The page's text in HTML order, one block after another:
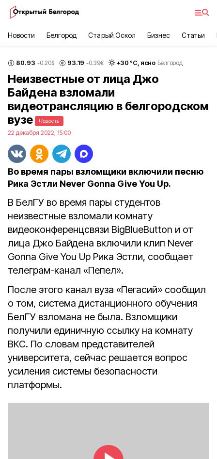
Новости Белгород Старый Оскол Бизнес Статьи
80.93 -0.20$ 93.19 -0.39€ +30 °С, ясно Белгород
Неизвестные от лица Джо
Байдена взломали
видеотрансляцию в белгородском
вузе
Новость
22 декабря 2022, 15:00
Во время пары взломщики включили песню
Рика Эстли Never Gonna Give You Up.
В БелГУ во время пары студентов
неизвестные взломали комнату
видеоконференцсвязи BigBlueButton и от
лица Джо Байдена включили клип Never
Gonna Give You Up Рика Эстли, сообщает
телеграм-канал «Пепел».
После этого канал вуза «Пегасий» сообщил
о том, система дистанционного обучения
БелГУ взломана не была. Взломщики
получили единичную ссылку на комнату
ВКС. По словам представителей
университета, сейчас решается вопрос
усиления системы безопасности
платформы.